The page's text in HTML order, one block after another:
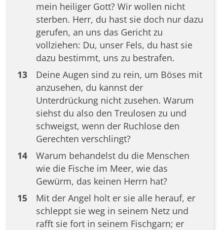
mein heiliger Gott? Wir wollen nicht
sterben. Herr, du hast sie doch nur dazu
gerufen, an uns das Gericht zu
vollziehen: Du, unser Fels, du hast sie
dazu bestimmt, uns zu bestrafen.
13
Deine Augen sind zu rein, um Böses mit
anzusehen, du kannst der
Unterdrückung nicht zusehen. Warum
siehst du also den Treulosen zu und
schweigst, wenn der Ruchlose den
Gerechten verschlingt?
14
Warum behandelst du die Menschen
wie die Fische im Meer, wie das
Gewürm, das keinen Herrn hat?
15
Mit der Angel holt er sie alle herauf, er
schleppt sie weg in seinem Netz und
rafft sie fort in seinem Fischgarn; er